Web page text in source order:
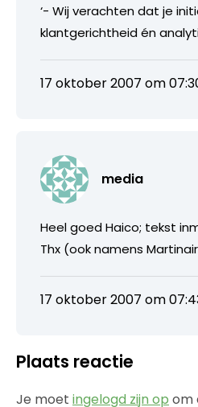
‘- Wij verachten dat je
klantgerichtheid én
17 oktober 2007 om
media
Heel goed Haico; tekst
Thx (ook namens
17 oktober 2007 om
Plaats reactie
Je moet ingelogd zijn op om